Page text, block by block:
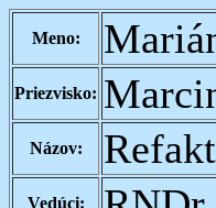
Meno:
Priezvisko:
Názov:
Vedúci: